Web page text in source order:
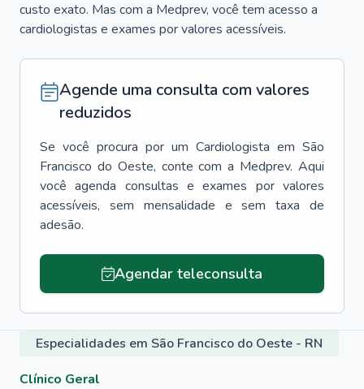
custo exato. Mas com a Medprev, você tem acesso a
cardiologistas e exames por valores acessíveis.
Agende uma consulta com valores
reduzidos
Se você procura por um Cardiologista em São
Francisco do Oeste, conte com a Medprev. Aqui
você agenda consultas e exames por valores
acessíveis, sem mensalidade e sem taxa de
adesão.
Agendar teleconsulta
Especialidades em São Francisco do Oeste - RN
Clínico Geral